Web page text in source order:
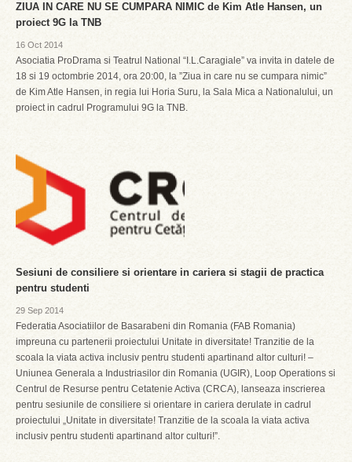
ZIUA IN CARE NU SE CUMPARA NIMIC de Kim Atle Hansen, un
proiect 9G la TNB
16 Oct 2014
Asociatia ProDrama si Teatrul National “I.L.Caragiale” va invita in datele de
18 si 19 octombrie 2014, ora 20:00, la ”Ziua in care nu se cumpara nimic”
de Kim Atle Hansen, in regia lui Horia Suru, la Sala Mica a Nationalului, un
proiect in cadrul Programului 9G la TNB.
Sesiuni de consiliere si orientare in cariera si stagii de practica
pentru studenti
29 Sep 2014
Federatia Asociatiilor de Basarabeni din Romania (FAB Romania)
impreuna cu partenerii proiectului Unitate in diversitate! Tranzitie de la
scoala la viata activa inclusiv pentru studenti apartinand altor culturi! –
Uniunea Generala a Industriasilor din Romania (UGIR), Loop Operations si
Centrul de Resurse pentru Cetatenie Activa (CRCA), lanseaza inscrierea
pentru sesiunile de consiliere si orientare in cariera derulate in cadrul
proiectului „Unitate in diversitate! Tranzitie de la scoala la viata activa
inclusiv pentru studenti apartinand altor culturi!”.